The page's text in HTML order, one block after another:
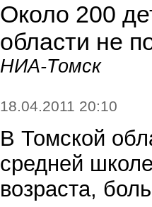
Около 200
области не
НИА-Томск
18.04.2011 20:10
В Томской
средней
возраста,